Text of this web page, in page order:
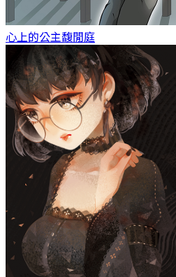
心上的公主馥閒庭